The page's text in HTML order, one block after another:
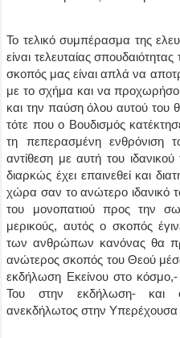
Το τελικό συμπέρασμα της
είναι τελευταίας
σκοπός μας είναι απλά να
με το σχήμα και να
και την παύση όλου αυτού του
τότε που ο Βουδισμός
τη πεπερασμένη ενθρόνιση
αντίθεση με αυτή του
διαρκώς έχει επαινεθεί και
χώρα σαν το ανώτερο ιδανικό
του μονοπατιού προς την
μερικούς, αυτός ο σκοπός
των ανθρώπων κανόνας θα
ανώτερος σκοπός του Θεού
εκδήλωση Εκείνου στο
Του στην εκδήλωση- και
ανεκδήλωτος στην Υπερέχουσα